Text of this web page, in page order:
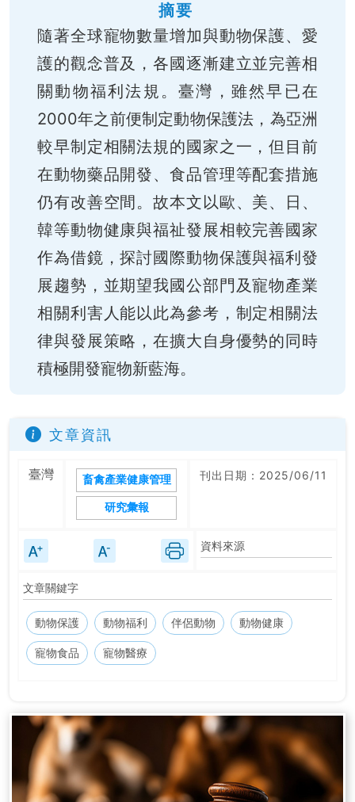
摘要
隨著全球寵物數量增加與動物保護、愛
護的觀念普及，各國逐漸建立並完善相
關動物福利法規。臺灣，雖然早已在
2000年之前便制定動物保護法，為亞洲
較早制定相關法規的國家之一，但目前
在動物藥品開發、食品管理等配套措施
仍有改善空間。故本文以歐、美、日、
韓等動物健康與福祉發展相較完善國家
作為借鏡，探討國際動物保護與福利發
展趨勢，並期望我國公部門及寵物產業
相關利害人能以此為參考，制定相關法
律與發展策略，在擴大自身優勢的同時
積極開發寵物新藍海。
文章資訊
臺灣 畜禽產業健康管理
研究彙報
刊出日期：2025/06/11
資料來源
文章關鍵字
動物保護 動物福利 伴侶動物 動物健康
寵物食品 寵物醫療